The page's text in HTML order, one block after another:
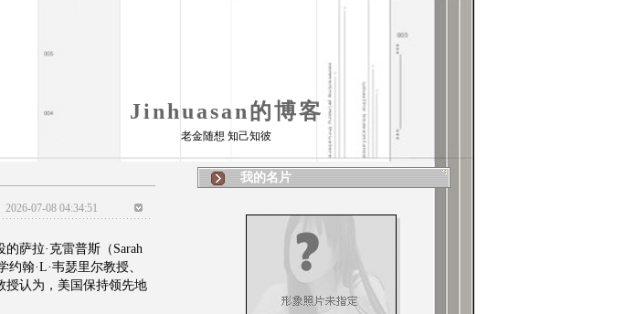
Jinhuasan的博客
老金随想 知己知彼
2026-07-08 04:34:51
的萨拉·克雷普斯（ Sarah
约翰·L·韦瑟里尔教授、
授认为，美国保持领先地
我的名片